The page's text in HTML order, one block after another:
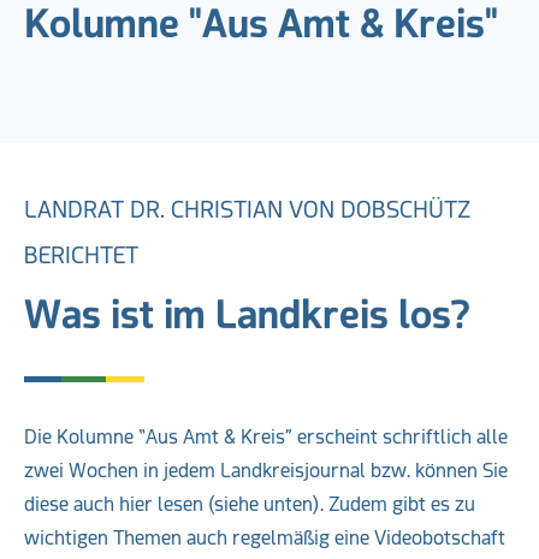
Kolumne "Aus Amt & Kreis"
Was ist im Landkreis los?
LANDRAT DR. CHRISTIAN VON DOBSCHÜTZ
BERICHTET
Die Kolumne “Aus Amt & Kreis” erscheint schriftlich alle
zwei Wochen in jedem Landkreisjournal bzw. können Sie
diese auch hier lesen (siehe unten). Zudem gibt es zu
wichtigen Themen auch regelmäßig eine Videobotschaft